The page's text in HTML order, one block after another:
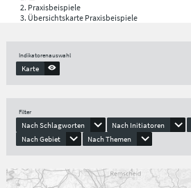
Praxisbeispiele
Übersichtskarte Praxisbeispiele
Indikatorenauswahl
Karte
Filter
Nach Schlagworten Nach Initiatoren
Nach Gebiet
Nach Themen